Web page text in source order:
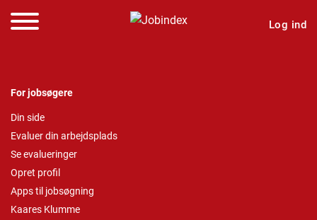
Log ind
For jobsøgere
Din side
Evaluer din arbejdsplads
Se evalueringer
Opret profil
Apps til jobsøgning
Kaares Klumme